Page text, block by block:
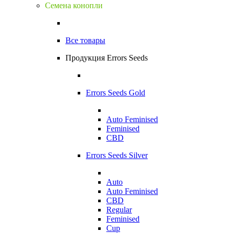
Семена конопли
Все товары
Продукция Errors Seeds
Errors Seeds Gold
Auto Feminised
Feminised
CBD
Errors Seeds Silver
Auto
Auto Feminised
CBD
Regular
Feminised
Cup